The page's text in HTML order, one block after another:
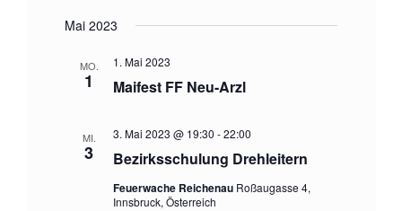
a
l
a
wählen.
Mai 2023
MO.
1 Maifest FF Neu-Arzl
1. Mai 2023
MI.
3 Bezirksschulung Drehleitern
3. Mai 2023 @ 19:30 -22:00
Feuerwache Reichenau Roßaugasse 4,
Innsbruck, Österreich